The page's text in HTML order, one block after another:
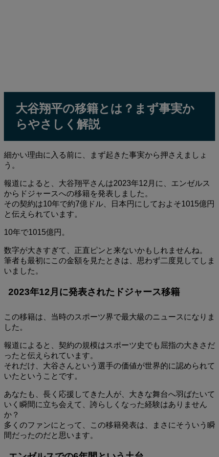
大谷翔平の移籍とは？まず事実か
らやさしく解説
細かい理由に入る前に、まず起きた事実から押さえましょ
う。
報道によると、大谷翔平さんは2023年12月に、エンゼルス
からドジャースへの移籍を発表しました。
その契約は10年で約7億ドル、日本円にしておよそ1015億円
と伝えられています。
10年で1015億円。
数字が大きすぎて、正直ピンと来ないかもしれませんね。
筆者も最初にこの金額を見たときは、思わず二度見してしま
いました。
2023年12月に発表されたドジャース移籍
この移籍は、当時のスポーツ界で最大級のニュースになりま
した。
報道によると、契約の規模はスポーツ史でも屈指の大きさだ
ったと伝えられています。
それだけ、大谷さんという選手の価値が世界的に認められて
いたということです。
あなたも、長く応援してきた人が、大きな舞台へ羽ばたいて
いく瞬間に立ち会えて、誇らしくなった経験はありません
か？
多くのファンにとって、この移籍発表は、まさにそういう瞬
間だったのだと思います。